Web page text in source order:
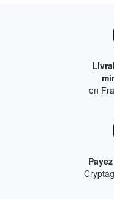
en